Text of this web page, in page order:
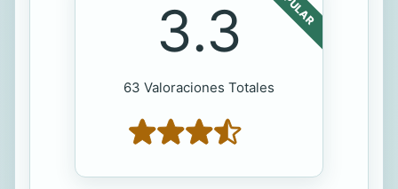
3.3
63 Valoraciones Totales